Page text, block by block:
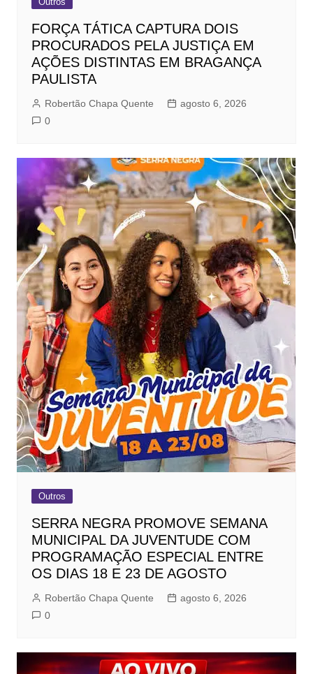
FORÇA TÁTICA CAPTURA DOIS
PROCURADOS PELA JUSTIÇA EM
AÇÕES DISTINTAS EM BRAGANÇA
PAULISTA
Robertão Chapa Quente
agosto 6, 2026
0
Outros
SERRA NEGRA PROMOVE SEMANA
MUNICIPAL DA JUVENTUDE COM
PROGRAMAÇÃO ESPECIAL ENTRE
OS DIAS 18 E 23 DE AGOSTO
Robertão Chapa Quente
agosto 6, 2026
0